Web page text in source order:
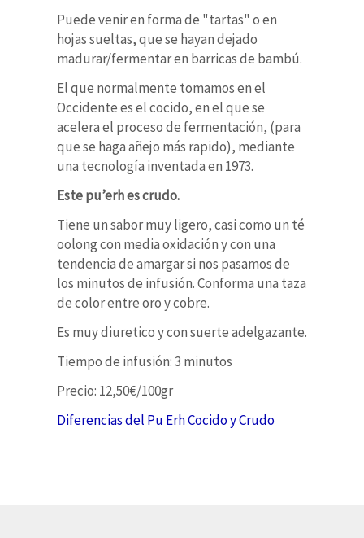
Puede venir en forma de "tartas" o en
hojas sueltas, que se hayan dejado
madurar/fermentar en barricas de bambú.
El que normalmente tomamos en el
Occidente es el cocido, en el que se
acelera el proceso de fermentación, (para
que se haga añejo más rapido), mediante
una tecnología inventada en 1973.
Este pu’erh es crudo.
Tiene un sabor muy ligero, casi como un té
oolong con media oxidación y con una
tendencia de amargar si nos pasamos de
los minutos de infusión. Conforma una taza
de color entre oro y cobre.
Es muy diuretico y con suerte adelgazante.
Tiempo de infusión: 3 minutos
Precio: 12,50€/100gr
Diferencias del Pu Erh Cocido y Crudo